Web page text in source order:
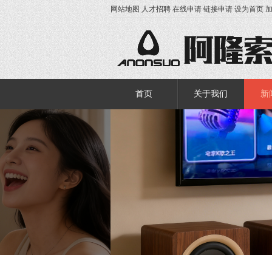
网站地图 人才招聘 在线申请 链接申请 设为首页
首页 关于我们 新